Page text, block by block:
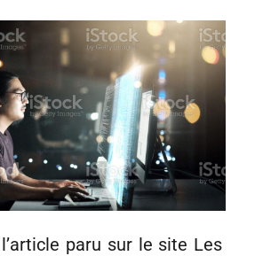
l’article paru sur le site Les